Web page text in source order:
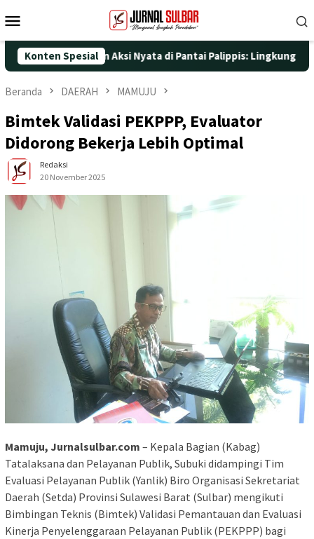
ke
Mobile
Konten Spesial
25 dengan Aksi Nyata di Pantai Palippis: Lingkungan dan
Beranda DAERAH MAMUJU
Bimtek Validasi PEKPPP, Evaluator
Didorong Bekerja Lebih Optimal
Redaksi
20 November 2025
Mamuju, Jurnalsulbar.com – Kepala Bagian (Kabag)
Tatalaksana dan Pelayanan Publik, Subuki didampingi Tim
Evaluasi Pelayanan Publik (Yanlik) Biro Organisasi Sekretariat
Daerah (Setda) Provinsi Sulawesi Barat (Sulbar) mengikuti
Bimbingan Teknis (Bimtek) Validasi Pemantauan dan Evaluasi
Kinerja Penyelenggaraan Pelayanan Publik (PEKPPP) bagi